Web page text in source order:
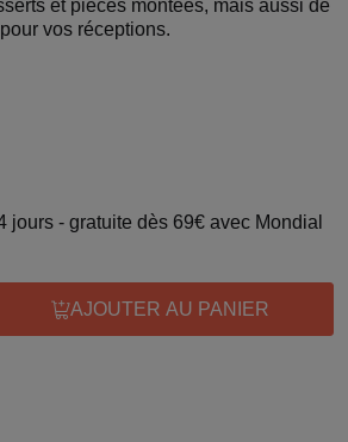
et pièces montées, mais aussi de
vos réceptions.
jours - gratuite dès 69€ avec Mondial
AJOUTER AU PANIER